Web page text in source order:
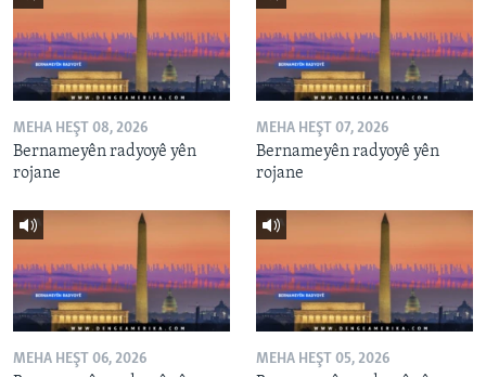
MEHA HEŞT 08, 2026
Bernameyên radyoyê yên
rojane
MEHA HEŞT 07, 2026
Bernameyên radyoyê yên
rojane
MEHA HEŞT 06, 2026 MEHA HEŞT 05, 2026